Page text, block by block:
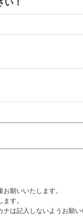
！
願いいたします。
す。
は記入しないようお願い